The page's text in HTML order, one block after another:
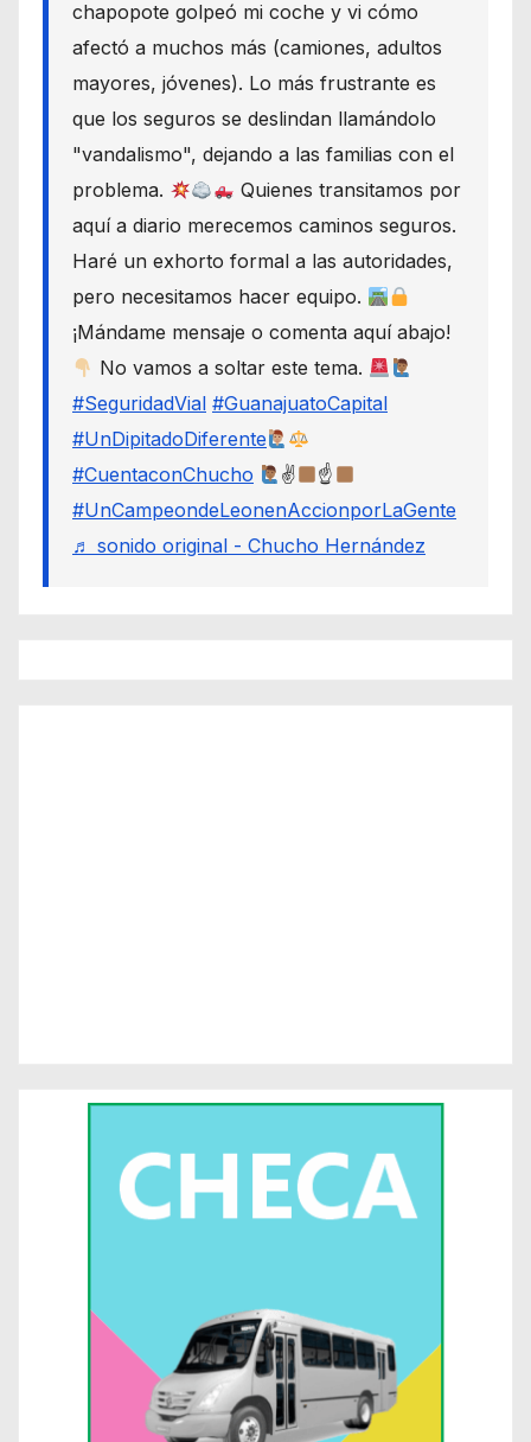
chapopote golpeó mi coche y vi cómo
afectó a muchos más (camiones, adultos
mayores, jóvenes). Lo más frustrante es
que los seguros se deslindan llamándolo
"vandalismo", dejando a las familias con el
problema.
Quienes transitamos por
aquí a diario merecemos caminos seguros.
Haré un exhorto formal a las autoridades,
pero necesitamos hacer equipo.
¡Mándame mensaje o comenta aquí abajo!
No vamos a soltar este tema.
#SeguridadVial #GuanajuatoCapital
#UnDipitadoDiferente
#CuentaconChucho
✌
☝
#UnCampeondeLeonenAccionporLaGente
♬ sonido original - Chucho Hernández